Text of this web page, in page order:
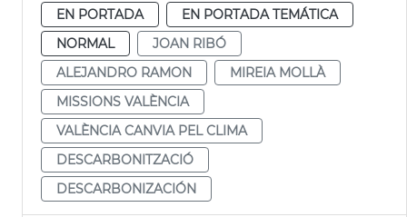
EN PORTADA
EN PORTADA TEMÁTICA
NORMAL
JOAN RIBÓ
ALEJANDRO RAMON
MIREIA MOLLÀ
MISSIONS VALÈNCIA
VALÈNCIA CANVIA PEL CLIMA
DESCARBONITZACIÓ
DESCARBONIZACIÓN